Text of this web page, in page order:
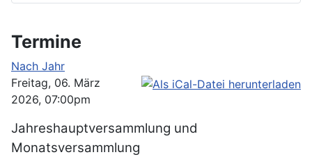
Termine
Nach Jahr
Freitag, 06. März
2026, 07:00pm
Jahreshauptversammlung und
Monatsversammlung